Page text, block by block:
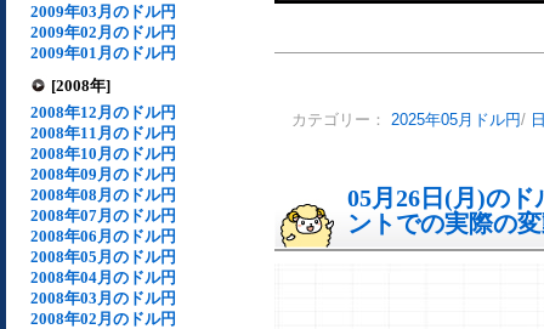
2009年03月のドル円
2009年02月のドル円
2009年01月のドル円
[2008年]
2008年12月のドル円
2008年11月のドル円
2008年10月のドル円
2008年09月のドル円
2008年08月のドル円
2008年07月のドル円
2008年06月のドル円
2008年05月のドル円
2008年04月のドル円
2008年03月のドル円
2008年02月のドル円
カテゴリー： 2025年05月ドル円/
05月26日(月)の
ントでの実際の